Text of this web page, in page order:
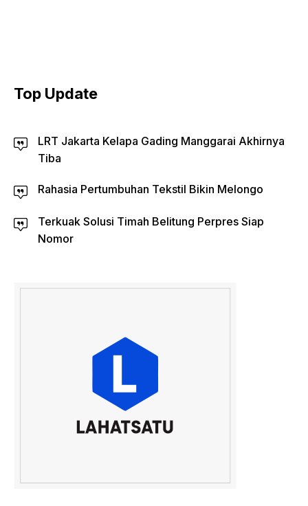
Top Update
LRT Jakarta Kelapa Gading Manggarai Akhirnya
Tiba
Rahasia Pertumbuhan Tekstil Bikin Melongo
Terkuak Solusi Timah Belitung Perpres Siap
Nomor